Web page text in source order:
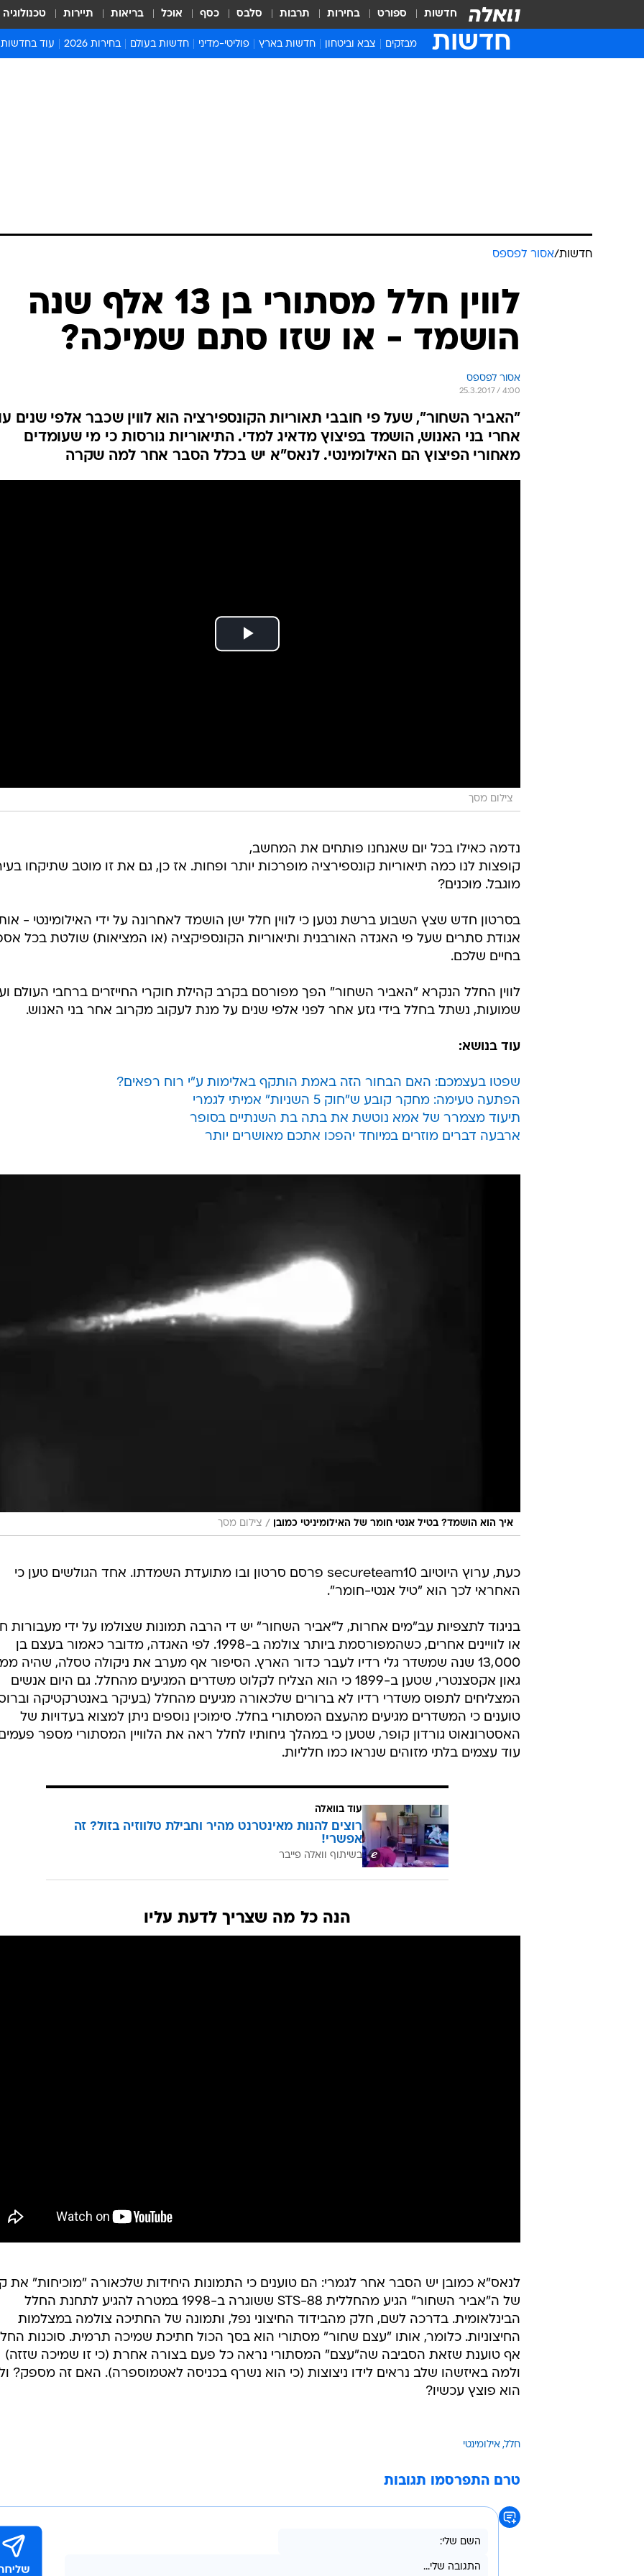
חדשות ספורט בחירות תרבות סלבס כסף אוכל בריאות תיירות טכנולוגיה
חדשות מבזקים צבא וביטחון חדשות בארץ פוליטי-מדיני חדשות בעולם בחירות 2026 עוד בחדשות
חדשות
חדשות/אסור לפספס
לווין חלל מסתורי בן 13 אלף שנה
הושמד - או שזו סתם שמיכה?
אסור לפספס
25.3.2017 / 4:00
"האביר השחור", שעל פי חובבי תאוריות הקונספירציה הוא לווין שכבר אלפי שנים
אחרי בני האנוש, הושמד בפיצוץ מדאיג למדי. התיאוריות גורסות כי מי שעומדים
מאחורי הפיצוץ הם האילומינטי. לנאס"א יש בכלל הסבר אחר למה שקרה
צילום מסך
נדמה כאילו בכל יום שאנחנו פותחים את המחשב,
קופצות לנו כמה תיאוריות קונספירציה מופרכות יותר ופחות. אז כן, גם את זו מוטב שתיקחו
מוגבל. מוכנים?
בסרטון חדש שצץ השבוע ברשת נטען כי לווין חלל ישן הושמד לאחרונה על ידי האילומינטי -
אגודת סתרים שעל פי האגדה האורבנית ותיאוריות הקונספיקציה (או המציאות) שולטת בכל
בחיים שלכם.
לווין החלל הנקרא "האביר השחור" הפך מפורסם בקרב קהילת חוקרי החייזרים ברחבי העולם
שמועות, נשתל בחלל בידי גזע אחר לפני אלפי שנים על מנת לעקוב מקרוב אחר בני האנוש.
עוד בנושא:
שפטו בעצמכם: האם הבחור הזה באמת הותקף באלימות ע"י רוח רפאים?
הפתעה טעימה: מחקר קובע ש"חוק 5 השניות" אמיתי לגמרי
תיעוד מצמרר של אמא נוטשת את בתה בת השנתיים בסופר
ארבעה דברים מוזרים במיוחד יהפכו אתכם מאושרים יותר
איך הוא הושמד? בטיל אנטי חומר של האילומיניטי כמובן / צילום מסך
כעת, ערוץ היוטיוב secureteam10 פרסם סרטון ובו מתועדת השמדתו. אחד הגולשים טען כי
האחראי לכך הוא "טיל אנטי-חומר".
בניגוד לתצפיות עב"מים אחרות, ל"אביר השחור" יש די הרבה תמונות שצולמו על ידי מעבורות
או לוויינים אחרים, כשהמפורסמת ביותר צולמה ב-1998. לפי האגדה, מדובר כאמור בעצם בן
13,000 שנה שמשדר גלי רדיו לעבר כדור הארץ. הסיפור אף מערב את ניקולה טסלה, שהיה
גאון אקסצנטרי, שטען ב-1899 כי הוא הצליח לקלוט משדרים המגיעים מהחלל. גם היום אנשים
המצליחים לתפוס משדרי רדיו לא ברורים שלכאורה מגיעים מהחלל (בעיקר באנטרקטיקה
טוענים כי המשדרים מגיעים מהעצם המסתורי בחלל. סימוכין נוספים ניתן למצוא בעדויות של
האסטרונאוט גורדון קופר, שטען כי במהלך גיחותיו לחלל ראה את הלוויין המסתורי מספר
עוד עצמים בלתי מזוהים שנראו כמו חלליות.
עוד בוואלה
רוצים להנות מאינטרנט מהיר וחבילת טלווזיה בזול? זה
אפשרי!
בשיתוף וואלה פייבר
הנה כל מה שצריך לדעת עליו
לנאס"א כמובן יש הסבר אחר לגמרי: הם טוענים כי התמונות היחידות שלכאורה "מוכיחות" את
של ה"אביר השחור" הגיע מהחללית STS-88 ששוגרה ב-1998 במטרה להגיע לתחנת החלל
הבינלאומית. בדרכה לשם, חלק מהבידוד החיצוני נפל, ותמונה של החתיכה צולמה במצלמות
החיצוניות. כלומר, אותו "עצם שחור" מסתורי הוא בסך הכול חתיכת שמיכה תרמית. סוכנות
אף טוענת שזאת הסביבה שה"עצם" המסתורי נראה כל פעם בצורה אחרת (כי זו שמיכה שזזה)
ולמה באיזשהו שלב נראים לידו ניצוצות (כי הוא נשרף בכניסה לאטמוספרה). האם זה מספק?
הוא פוצץ עכשיו?
חלל אילומינטי
טרם התפרסמו תגובות